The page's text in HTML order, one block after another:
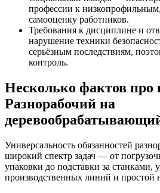
профессии к
самооценку работников.
Требования к дисциплине и
нарушение техники
серьёзным последствиям,
контроль.
Несколько фактов про
Разнорабочий на
Универсальность обязанностей
широкий спектр задач — от
упаковки до подставки за станками,
производственных линий и простой